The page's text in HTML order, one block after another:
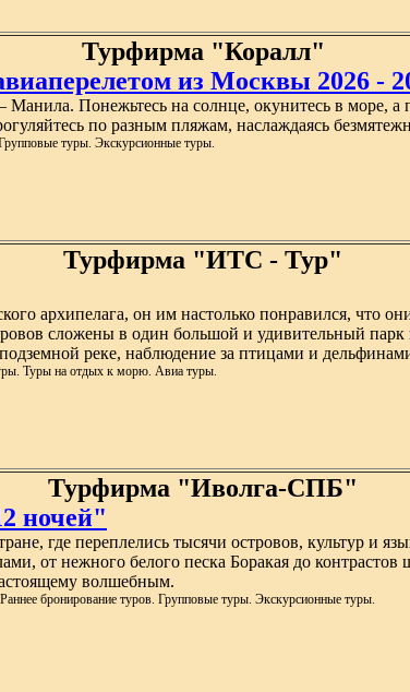
Турфирма "Коралл"
из Москвы 2026 -
Понежьтесь на солнце, окунитесь в море, а
по разным пляжам, наслаждаясь
туры. Экскурсионные туры.
Турфирма "ИТС - Тур"
архипелага, он им настолько понравился, что
сложены в один большой и удивительный парк
реке, наблюдение за птицами и
Туры на отдых к морю. Авиа туры.
Турфирма "Иволга-СПБ"
ночей"
где переплелись тысячи островов, культур и
от нежного белого песка Боракая до
волшебным.
бронирование туров. Групповые туры. Экскурсионные туры.